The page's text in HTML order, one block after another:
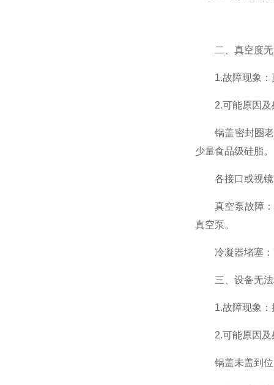
二、真空度无
1.故障现象：真
2.可能原因及
锅盖密封圈老
少量食品级硅脂。
各接口或视镜泄
真空泵故障：
真空泵。
冷凝器堵塞：冷
三、设备无法
1.故障现象：按
2.可能原因及
锅盖未盖到位：